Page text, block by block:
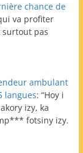
chance de
va profiter
surtout pas
ambulant
langues: “Hoy i
izy, ka
fotsiny izy.